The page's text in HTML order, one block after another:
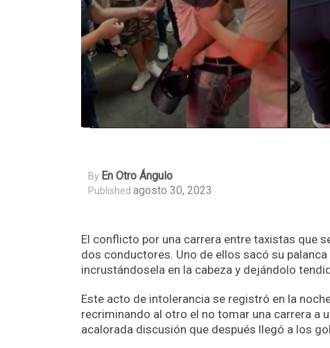
By En Otro Ángulo
Published agosto 30, 2023
El conflicto por una carrera entre taxistas que
dos conductores. Uno de ellos sacó su
incrustándosela en la cabeza y dejándolo
Este acto de intolerancia se registró en la
recriminando al otro el no tomar una carrera a
acalorada discusión que después llegó a los